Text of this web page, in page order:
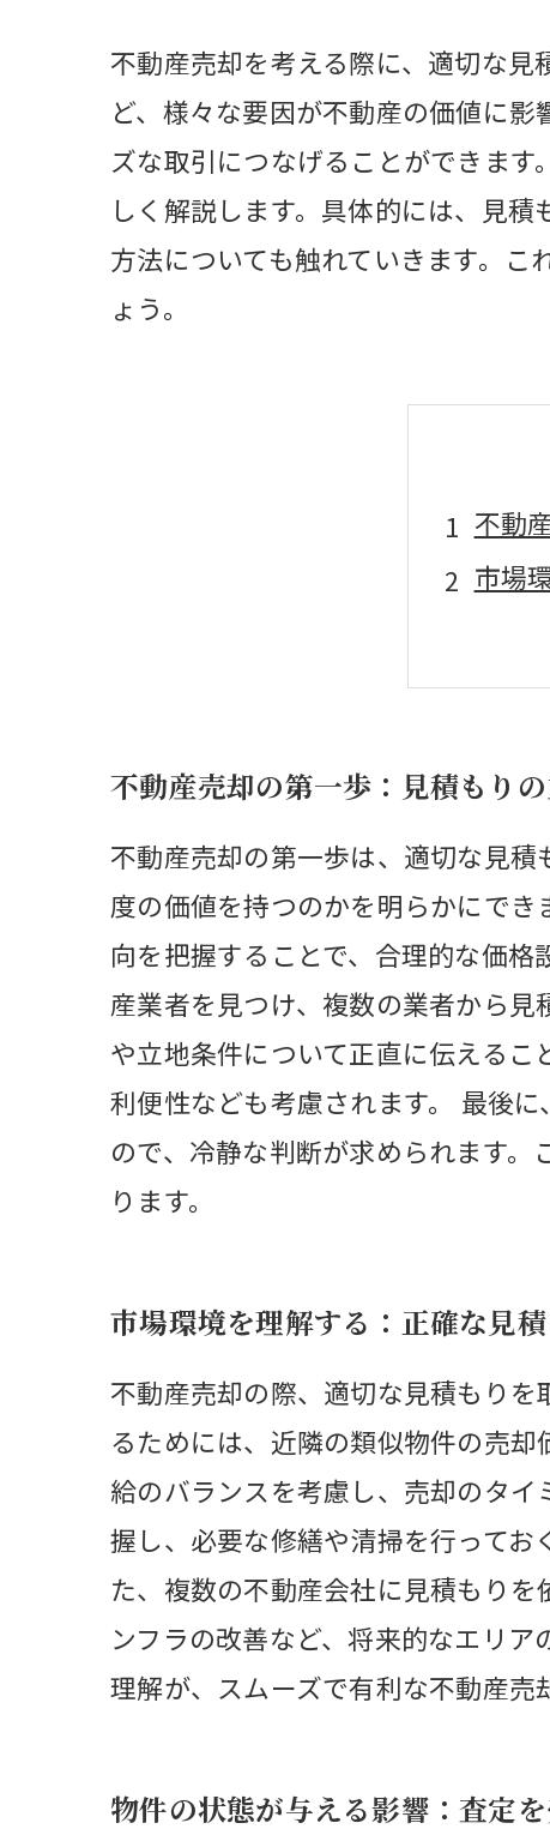
不動産売却を考える際に、適切な
ど、様々な要因が不動産の価値に
ズな取引につなげることができま
しく解説します。具体的には、見
方法についても触れていきます。
ょう。
不動
市場
物
見積
不動
スム
不動産売却の第一歩：見積もり
不動産売却の第一歩は、適切な見
度の価値を持つのかを明らかにで
向を把握することで、合理的な価
産業者を見つけ、複数の業者から
や立地条件について正直に伝える
利便性なども考慮されます。 最後
ので、冷静な判断が求められます
ります。
市場環境を理解する：正確な見
不動産売却の際、適切な見積もり
るためには、近隣の類似物件の売
給のバランスを考慮し、売却のタ
握し、必要な修繕や清掃を行ってお
た、複数の不動産会社に見積もり
ンフラの改善など、将来的なエリ
理解が、スムーズで有利な不動産売
物件の状態が与える影響：査定